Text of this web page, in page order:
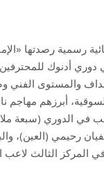
رسمية رصدتها
والمستوى الفني
أبرزهم مهاجم
في الدوري (سبعة
رحيمي (العين)،
المركز الثالث لاعب الوحدة